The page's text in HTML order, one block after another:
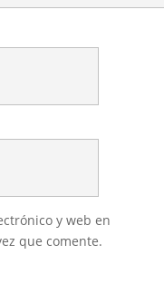
y web en
que comente.